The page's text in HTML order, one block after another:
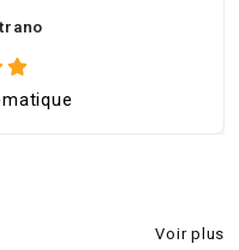
Voir plus